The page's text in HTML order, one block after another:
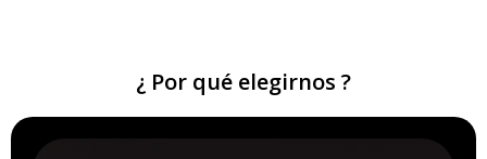
¿ Por qué elegirnos ?